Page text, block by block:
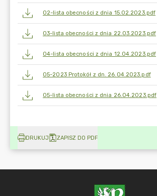
02-lista obecności z dnia 15.02.2023.pdf
03-lista obecności z dnia 22.03.2023.pdf
04-lista obecności z dnia 12.04.2023.pdf
05-2023 Protokół z dn. 26.04.2023.pdf
05-lista obecności z dnia 26.04.2023.pdf
DRUKUJ ZAPISZ DO PDF